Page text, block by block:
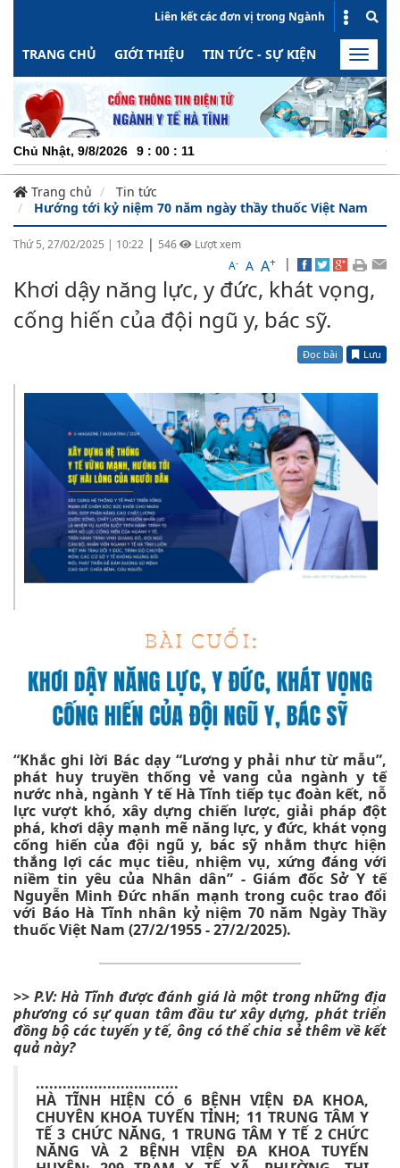
Liên kết các đơn vị trong Ngành
TRANG CHỦ GIỚI THIỆU TIN TỨC - SỰ KIỆN HOẠT
Toggle
Chủ Nhật, 9/8/2026 9 : 00 : 13 CHUYÊN NGHIỆP -
Trang chủ
Tin tức
Hướng tới kỷ niệm 70 năm ngày thầy thuốc Việt Nam
Thứ 5, 27/02/2025 | 10:22 | 546
Lượt xem
A- A A+ |
Khơi dậy năng lực, y đức, khát vọng,
cống hiến của đội ngũ y, bác sỹ.
Đọc bài Lưu
“Khắc ghi lời Bác dạy “Lương y phải như từ mẫu”,
phát huy truyền thống vẻ vang của ngành y tế
nước nhà, ngành Y tế Hà Tĩnh tiếp tục đoàn kết, nỗ
lực vượt khó, xây dựng chiến lược, giải pháp đột
phá, khơi dậy mạnh mẽ năng lực, y đức, khát vọng
cống hiến của đội ngũ y, bác sỹ nhằm thực hiện
thắng lợi các mục tiêu, nhiệm vụ, xứng đáng với
niềm tin yêu của Nhân dân” - Giám đốc Sở Y tế
Nguyễn Minh Đức nhấn mạnh trong cuộc trao đổi
với Báo Hà Tĩnh nhân kỷ niệm 70 năm Ngày Thầy
thuốc Việt Nam (27/2/1955 - 27/2/2025).
>> P.V: Hà Tĩnh được đánh giá là một trong những địa
phương có sự quan tâm đầu tư xây dựng, phát triển
đồng bộ các tuyến y tế, ông có thể chia sẻ thêm về kết
quả này?
................................
HÀ TĨNH HIỆN CÓ 6 BỆNH VIỆN ĐA KHOA,
CHUYÊN KHOA TUYẾN TỈNH; 11 TRUNG TÂM Y
TẾ 3 CHỨC NĂNG, 1 TRUNG TÂM Y TẾ 2 CHỨC
NĂNG VÀ 2 BỆNH VIỆN ĐA KHOA TUYẾN